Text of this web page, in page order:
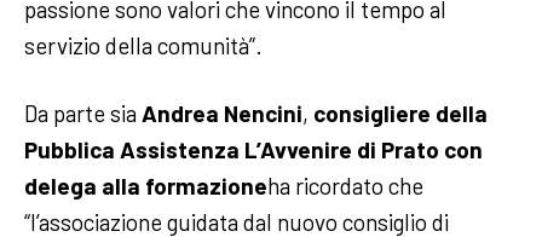
passione sono valori che vincono il tempo al
servizio della comunità”.
Da parte sia Andrea Nencini, consigliere della
Pubblica Assistenza L’Avvenire di Prato con
delega alla formazioneha ricordato che
“l’associazione guidata dal nuovo consiglio di